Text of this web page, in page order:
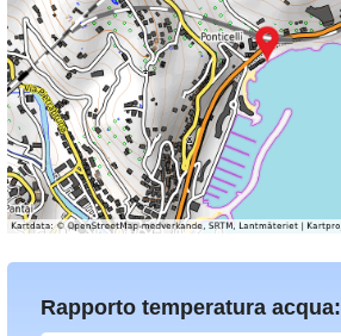
Rapporto temperatura acqua: